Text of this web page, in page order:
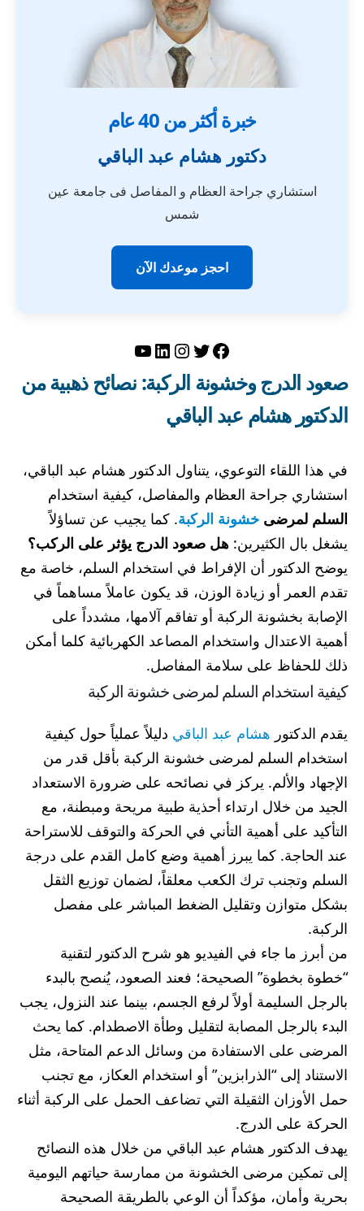
خبرة أكثر من 40 عام
دكتور هشام عبد الباقي
استشاري جراحة العظام و المفاصل فى جامعة عين
شمس
احجز موعدك الآن
فيسبوك
تويترإنستجرام
لينكد إنيوتيوب
صعود الدرج وخشونة الركبة: نصائح ذهبية من
الدكتور هشام عبد الباقي
في هذا اللقاء التوعوي، يتناول الدكتور هشام عبد الباقي،
استشاري جراحة العظام والمفاصل، كيفية استخدام
السلم لمرضى خشونة الركبة. كما يجيب عن تساؤلاً
يشغل بال الكثيرين: هل صعود الدرج يؤثر على الركب؟
يوضح الدكتور أن الإفراط في استخدام السلم، خاصة مع
تقدم العمر أو زيادة الوزن، قد يكون عاملاً مساهماً في
الإصابة بخشونة الركبة أو تفاقم آلامها، مشدداً على
أهمية الاعتدال واستخدام المصاعد الكهربائية كلما أمكن
ذلك للحفاظ على سلامة المفاصل.
كيفية استخدام السلم لمرضى خشونة الركبة
يقدم الدكتور هشام عبد الباقي دليلاً عملياً حول كيفية
استخدام السلم لمرضى خشونة الركبة بأقل قدر من
الإجهاد والألم. يركز في نصائحه على ضرورة الاستعداد
الجيد من خلال ارتداء أحذية طبية مريحة ومبطنة، مع
التأكيد على أهمية التأني في الحركة والتوقف للاستراحة
عند الحاجة. كما يبرز أهمية وضع كامل القدم على درجة
السلم وتجنب ترك الكعب معلقاً، لضمان توزيع الثقل
بشكل متوازن وتقليل الضغط المباشر على مفصل
الركبة.
من أبرز ما جاء في الفيديو هو شرح الدكتور لتقنية
“خطوة بخطوة” الصحيحة؛ فعند الصعود، يُنصح بالبدء
بالرجل السليمة أولاً لرفع الجسم، بينما عند النزول، يجب
البدء بالرجل المصابة لتقليل وطأة الاصطدام. كما يحث
المرضى على الاستفادة من وسائل الدعم المتاحة، مثل
الاستناد إلى “الذرابزين” أو استخدام العكاز، مع تجنب
حمل الأوزان الثقيلة التي تضاعف الحمل على الركبة أثناء
الحركة على الدرج.
يهدف الدكتور هشام عبد الباقي من خلال هذه النصائح
إلى تمكين مرضى الخشونة من ممارسة حياتهم اليومية
بحرية وأمان، مؤكداً أن الوعي بالطريقة الصحيحة